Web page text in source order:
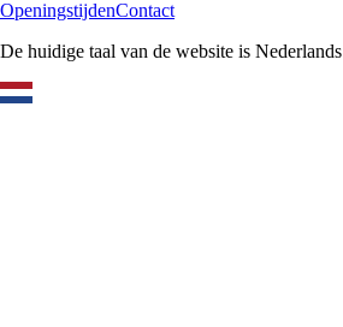
OpeningstijdenContact
De huidige taal van de website is Nederlands